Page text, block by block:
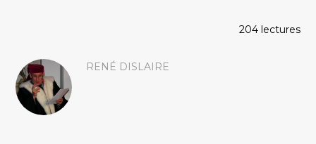
204 lectures
RENÉ DISLAIRE